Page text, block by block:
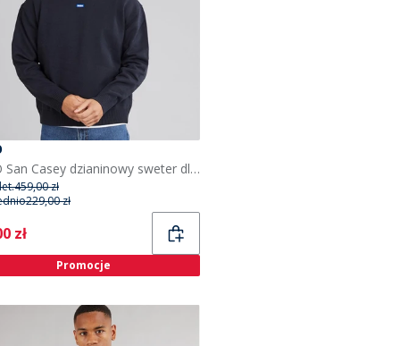
HUGO San Casey dzianinowy sweter dla niego kolor Navy
459,00 zł
229,00 zł
zł
Promocje